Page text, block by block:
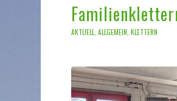
AKTUELL ,ALLGEMEIN ,KLETTERN